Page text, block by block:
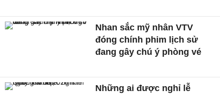
Nhan sắc mỹ nhân VTV
đóng chính phim lịch sử
đang gây chú ý phòng vé
Những ai được nghỉ lễ